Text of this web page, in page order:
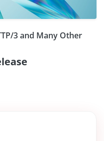
3 and Many Other